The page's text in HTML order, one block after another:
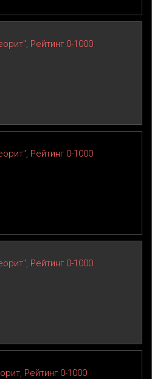
Рейтинг 0-1000
Рейтинг 0-1000
Рейтинг 0-1000
Рейтинг 0-1000